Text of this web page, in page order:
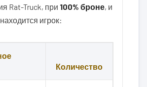
Rat-Truck, при 100% броне, и
игрок:
Количество